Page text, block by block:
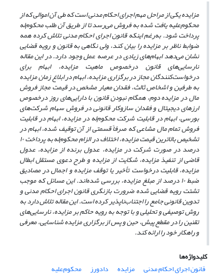
مزایده یکی از مراحل مهم اجرای احکام مدنی است که طی آن اموالی که از
محکومعلیه یافت شده به فروش میرسد تا از طریق آن طلب محکومله
پرداخت شود. بهرغم اینکه قانون اجرای احکام مدنی تلاش کرده همه
ضوابط ناظر بر مزایده را بیان کند، ولی نگاهی به قانون و رویه قضایی
نشانمیدهد ابهامهای زیادی در عرصه عمل وجود دارد. در این مقاله
نارساییهای قانون درخصوص ماهیت مزایده، ابهام برای
درخواستکنندگان مجاز در برگزاری مزایده، ابهام در ابلاغ زمان مزایده
به طرفین و اشخاص ثالث، فقدان معیار مشخص در قیمت مجاز فروش
مال در مزایده دوم، همگام نبودن قانون با دارایی‌های روز درخصوص
ارزهای دیجیتال و فقدان سازوکار قانونی در فروشِ سهام شرکتهای
بورسی، ابهام در قابلیت شرکت محکومله در مزایده، ابهام در قابلیت
فروش تمام مال مشاعی که صرفاً قسمتی از آن توقیف شده، ابهام در
تشخیص بالاترین قیمت مزایده، اختلاف در الزام محکوم له به پرداخت ۱۰
درصد در صورت شرکت در مزایده، عدول برنده از مزایده، عدول
قاضی از تنفیذ مزایده، شکایت از مزایده و طرح دعوی مستقل ابطال
مزایده، قابلیت درخواست تأخیر یا توقف مزایده و اجمال در مصادیق
ضبط ۱۰ درصد از مبلغ مزایده، بررسی شده اند. این مسائل که موجب
تشتت رویه قضایی شده ضرورت بازنگری قانون اجرای احکام مدنی و
تدوین قانونی جامع را اجتنابناپذیر کرده است. این مقاله تلاش دارد به
روش توصیفی و تحلیلی و با توجه به رویه حاکم بر مزایده، نارساییهای
تقنین را در مقطع پیش، حین و پس از برگزاری مزایده شناسایی، معرفی
و راهکار خود را ارائه کند.
کلیدواژه‌ها
قانون اجرای احکام مدنی
مزایده دادورز
محکوم‌علیه